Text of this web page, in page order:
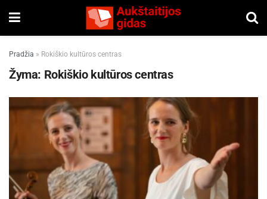
Pradžia » Rokiškio kultūros centras
Žyma: Rokiškio kultūros centras